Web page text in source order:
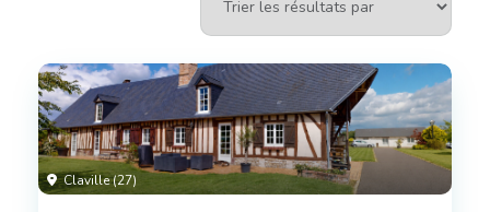
Claville (27)